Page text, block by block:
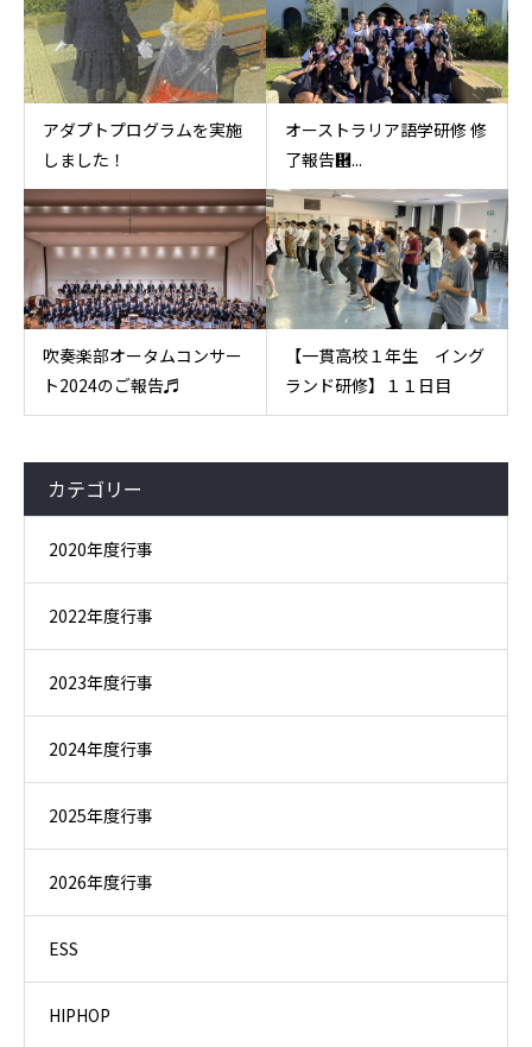
アダプトプログラムを実施
しました！
オーストラリア語学研修 修
了報告἞...
吹奏楽部オータムコンサー
ト2024のご報告♬
【一貫高校１年生 イング
ランド研修】１１日目
カテゴリー
2020年度行事
2022年度行事
2023年度行事
2024年度行事
2025年度行事
2026年度行事
ESS
HIPHOP